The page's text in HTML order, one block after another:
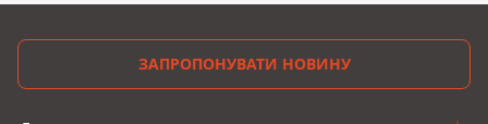
ЗАПРОПОНУВАТИ НОВИНУ